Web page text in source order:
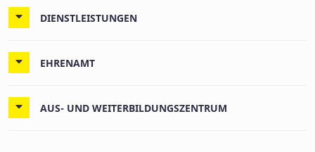
DIENSTLEISTUNGEN
EHRENAMT
AUS- UND WEITERBILDUNGSZENTRUM